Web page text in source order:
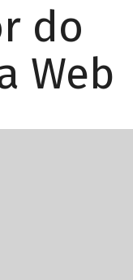
do
Web